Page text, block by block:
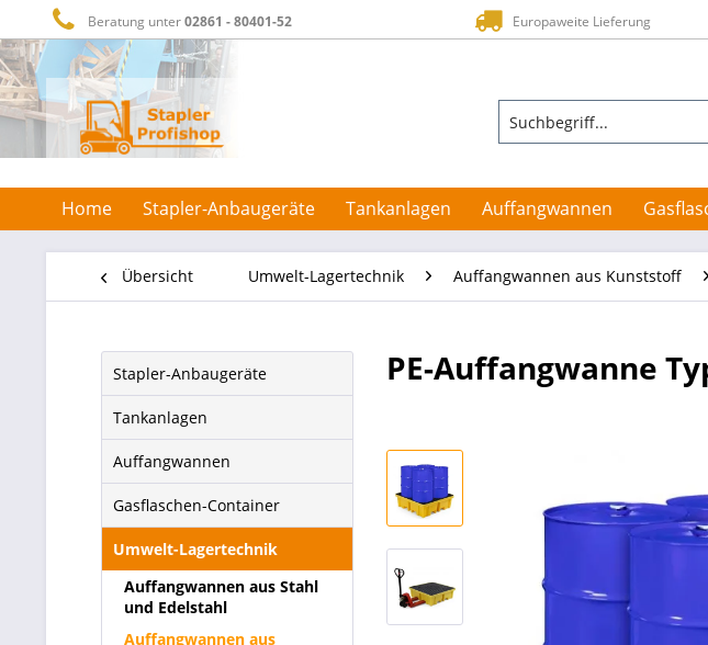
Beratung unter02861 - 80401-52 Europaweite Lieferung
Home Stapler-Anbaugeräte Tankanlagen Auffangwannen
Übersicht Umwelt-Lagertechnik Auffangwannen aus Kunststoff
Stapler-Anbaugeräte
Tankanlagen
Auffangwannen
Gasflaschen-Container
Umwelt-Lagertechnik
Auffangwannen aus Stahl
und Edelstahl
Auffangwannen aus
PE-Auffangwanne